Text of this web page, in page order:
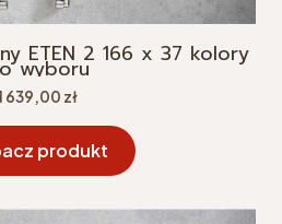
ETEN 2 166 x 37 kolory
wyboru
639,00 zł
produkt